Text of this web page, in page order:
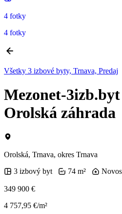
4 fotky
4 fotky
Všetky 3 izbové byty, Trnava, Predaj
Mezonet-
Orolská záhrada
Orolská, Trnava, okres Trnava
3 izbový byt
74 m²
349 900 €
4 757,95 €/m²